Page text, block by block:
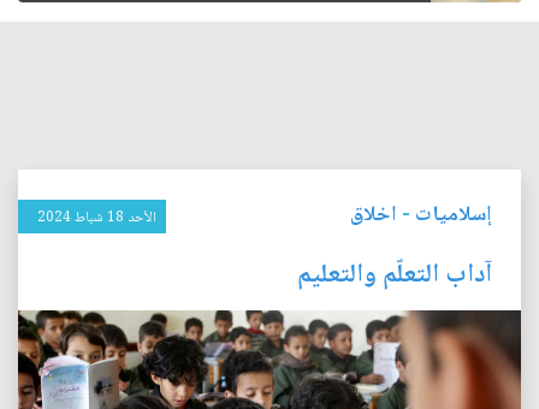
إسلاميات - اخلاق الأحد 18 شباط 2024
آداب التعلّم والتعليم